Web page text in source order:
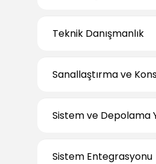
Teknik Danışmanlık
Sanallaştırma ve
Sistem ve Depolama
Sistem Entegrasyonu